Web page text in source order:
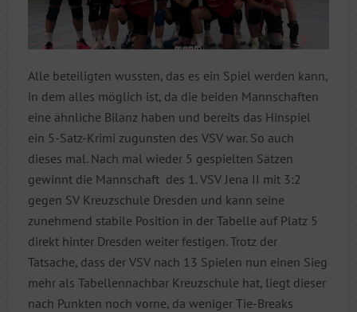
Alle beteiligten wussten, das es ein Spiel werden kann,
in dem alles möglich ist, da die beiden Mannschaften
eine ähnliche Bilanz haben und bereits das Hinspiel
ein 5-Satz-Krimi zugunsten des VSV war. So auch
dieses mal. Nach mal wieder 5 gespielten Sätzen
gewinnt die Mannschaft des 1. VSV Jena II mit 3:2
gegen SV Kreuzschule Dresden und kann seine
zunehmend stabile Position in der Tabelle auf Platz 5
direkt hinter Dresden weiter festigen. Trotz der
Tatsache, dass der VSV nach 13 Spielen nun einen Sieg
mehr als Tabellennachbar Kreuzschule hat, liegt dieser
nach Punkten noch vorne, da weniger Tie-Breaks